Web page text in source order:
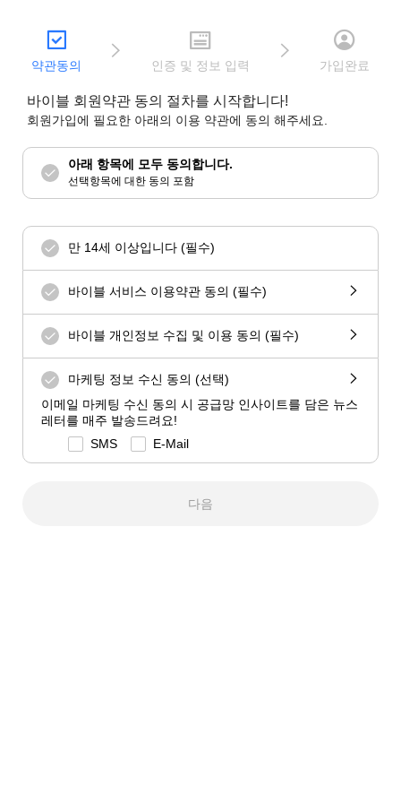
약관동의 인증 및 정보 입력 가입완료
바이블 회원약관 동의 절차를 시작합니다!
회원가입에 필요한 아래의 이용 약관에 동의 해주세요.
아래 항목에 모두 동의합니다.
선택항목에 대한 동의 포함
만 14세 이상입니다 (필수)
바이블 서비스 이용약관 동의 (필수)
바이블 개인정보 수집 및 이용 동의 (필수)
마케팅 정보 수신 동의 (선택)
이메일 마케팅 수신 동의 시 공급망 인사이트를 담은 뉴스
레터를 매주 발송드려요!
SMS
E-Mail
다음